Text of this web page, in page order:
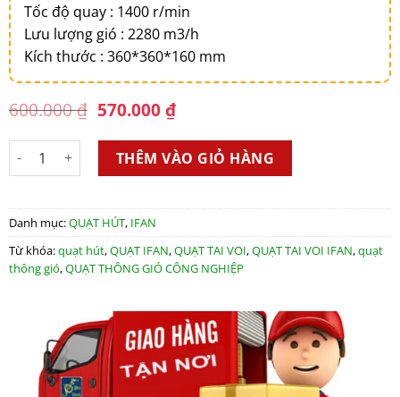
Tốc độ quay : 1400 r/min
Lưu lượng gió : 2280 m3/h
Kích thước : 360*360*160 mm
600.000₫ Original
was:
600.000 ₫.
570.000₫Current
is:
570.000 ₫.
Quạt tai voi IFAN FAD30-4 số lượng
THÊM VÀO GIỎ HÀNG
Danh mục:QUẠT HÚT, IFAN
Từ khóa:quạt hút,QUẠT IFAN,QUẠT TAI VOI,QUẠT TAI VOI IFAN,quạt
thông gió,QUẠT THÔNG GIÓ CÔNG NGHIỆP